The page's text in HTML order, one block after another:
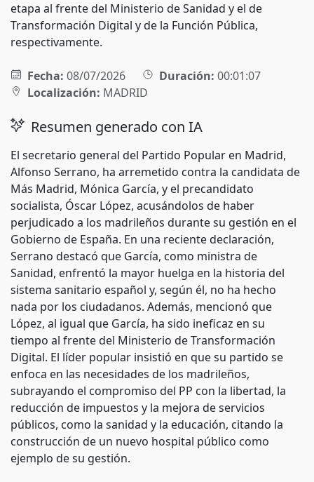
etapa al frente del Ministerio de Sanidad y el de
Transformación Digital y de la Función Pública,
respectivamente.
Fecha: 08/07/2026 Duración: 00:01:07
Localización: MADRID
Resumen generado con IA
El secretario general del Partido Popular en Madrid,
Alfonso Serrano, ha arremetido contra la candidata de
Más Madrid, Mónica García, y el precandidato
socialista, Óscar López, acusándolos de haber
perjudicado a los madrileños durante su gestión en el
Gobierno de España. En una reciente declaración,
Serrano destacó que García, como ministra de
Sanidad, enfrentó la mayor huelga en la historia del
sistema sanitario español y, según él, no ha hecho
nada por los ciudadanos. Además, mencionó que
López, al igual que García, ha sido ineficaz en su
tiempo al frente del Ministerio de Transformación
Digital. El líder popular insistió en que su partido se
enfoca en las necesidades de los madrileños,
subrayando el compromiso del PP con la libertad, la
reducción de impuestos y la mejora de servicios
públicos, como la sanidad y la educación, citando la
construcción de un nuevo hospital público como
ejemplo de su gestión.